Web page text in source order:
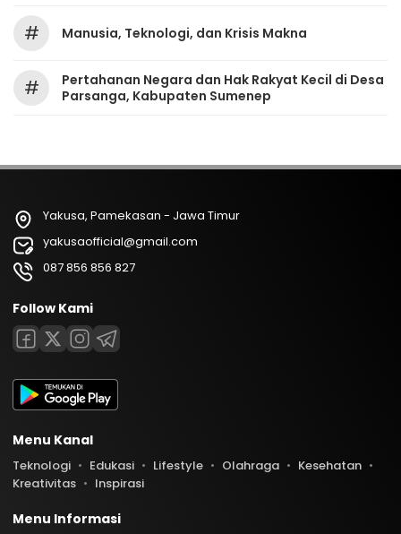
# Manusia, Teknologi, dan Krisis Makna
#
Pertahanan Negara dan Hak Rakyat Kecil di Desa
Parsanga, Kabupaten Sumenep
Yakusa, Pamekasan - Jawa Timur
yakusaofficial@gmail.com
087 856 856 827
Follow Kami
Menu Kanal
Teknologi Edukasi Lifestyle Olahraga
Kesehatan
Kreativitas
Inspirasi
Menu Informasi